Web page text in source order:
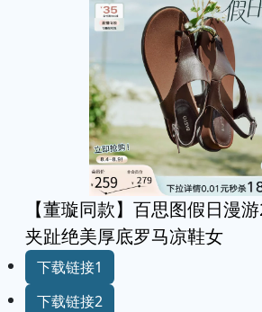
【董璇同款】百思图假日漫
夹趾绝美厚底罗马凉鞋女
下载链接1
下载链接2